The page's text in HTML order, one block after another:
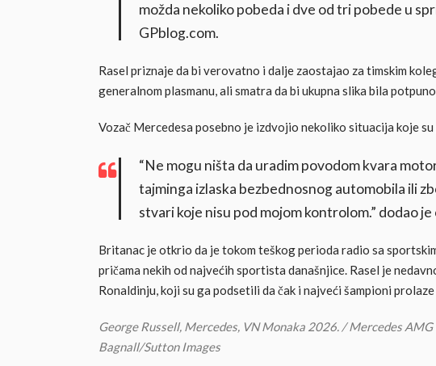
možda nekoliko pobeda i dve od tri pobede u
GPblog.com.
Rasel priznaje da bi verovatno i dalje zaostajao za timskim
generalnom plasmanu, ali smatra da bi ukupna slika bila
Vozač Mercedesa posebno je izdvojio nekoliko situacija koje
“Ne mogu ništa da uradim povodom kvara
tajminga izlaska bezbednosnog automobila ili
stvari koje nisu pod mojom kontrolom.” dodao je
Britanac je otkrio da je tokom teškog perioda radio sa
pričama nekih od najvećih sportista današnjice. Rasel je
Ronaldinju, koji su ga podsetili da čak i najveći šampioni
George Russell, Mercedes, VN Monaka 2026. / Mercedes
Bagnall/Sutton Images